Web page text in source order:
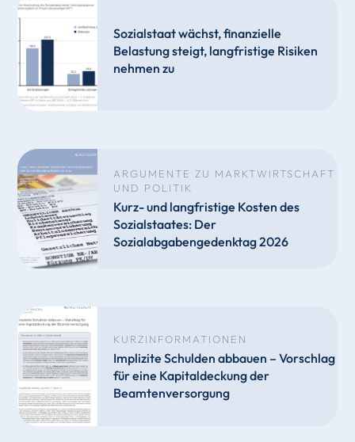
Sozialstaat wächst, finanzielle
Belastung steigt, langfristige Risiken
nehmen zu
ARGUMENTE ZU MARKTWIRTSCHAFT
UND POLITIK
Kurz- und langfristige Kosten des
Sozialstaates: Der
Sozialabgabengedenktag 2026
KURZINFORMATIONEN
Implizite Schulden abbauen – Vorschlag
für eine Kapitaldeckung der
Beamtenversorgung